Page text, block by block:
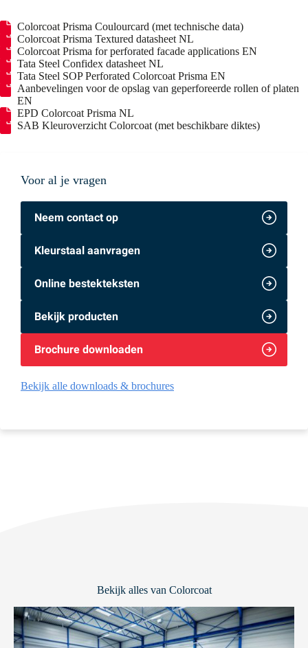
Colorcoat Prisma Coulourcard (met technische data)
Colorcoat Prisma Textured datasheet NL
Colorcoat Prisma for perforated facade applications EN
Tata Steel Confidex datasheet NL
Tata Steel SOP Perforated Colorcoat Prisma EN
Aanbevelingen voor de opslag van geperforeerde rollen of platen
EN
EPD Colorcoat Prisma NL
SAB Kleuroverzicht Colorcoat (met beschikbare diktes)
Voor al je vragen
Neem contact op
Kleurstaal aanvragen
Online bestekteksten
Bekijk producten
Brochure downloaden
Bekijk alle downloads & brochures
Bekijk alles van Colorcoat